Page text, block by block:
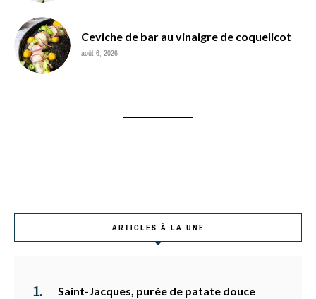
Ceviche de bar au vinaigre de coquelicot
août 6, 2026
ARTICLES À LA UNE
Saint-Jacques, purée de patate douce